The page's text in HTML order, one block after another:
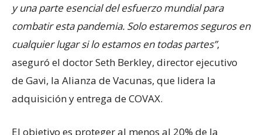
y una parte esencial del esfuerzo mundial para
combatir esta pandemia. Solo estaremos seguros en
cualquier lugar si lo estamos en todas partes”,
aseguró el doctor Seth Berkley, director ejecutivo
de Gavi, la Alianza de Vacunas, que lidera la
adquisición y entrega de COVAX.
El objetivo es proteger al menos al 20% de la